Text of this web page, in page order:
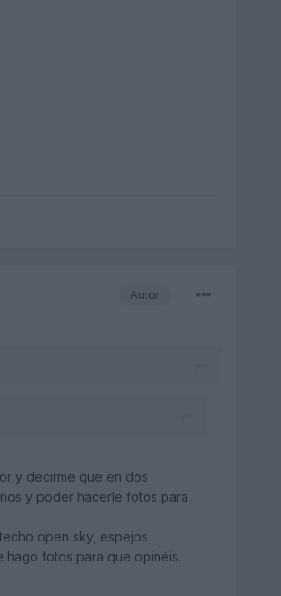
Autor
y decirme que en dos
y poder hacerle fotos para
open sky, espejos
hago fotos para que opinéis.